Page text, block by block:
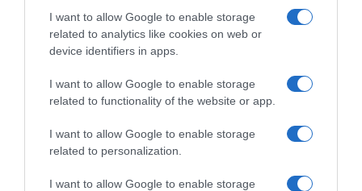
I want to allow Google to enable storage
related to analytics like cookies on web or
device identifiers in apps.
I want to allow Google to enable storage
related to functionality of the website or app.
I want to allow Google to enable storage
related to personalization.
I want to allow Google to enable storage
ψαλίδια κλαδέματος
Επρόκειτο να επιβιβαστεί σε πτήση με προορισμό το
εξωτερικό